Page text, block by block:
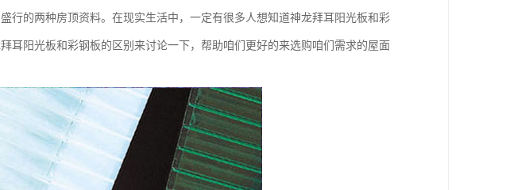
行的两种房顶资料。在现实生活中，一定有很多人想知道神龙拜耳阳光板和彩
耳阳光板和彩钢板的区别来讨论一下，帮助咱们更好的来选购咱们需求的屋面